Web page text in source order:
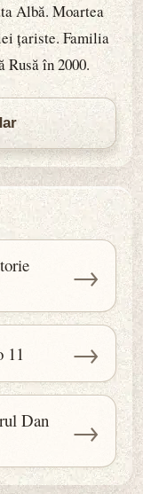
Albă. Moartea
țariste. Familia
Rusă în 2000.
→
11 →
Dan
→